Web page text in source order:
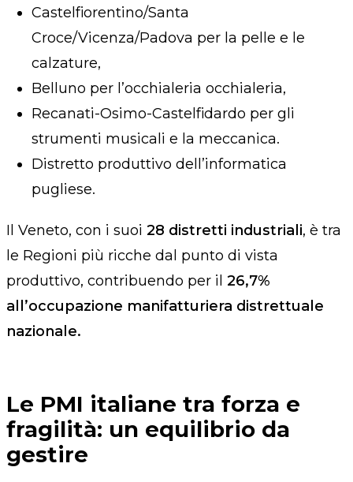
Castelfiorentino/Santa
Croce/Vicenza/Padova per la pelle e le
calzature,
Belluno per l’occhialeria occhialeria,
Recanati-Osimo-Castelfidardo per gli
strumenti musicali e la meccanica.
Distretto produttivo dell’informatica
pugliese.
Il Veneto, con i suoi 28 distretti industriali, è tra
le Regioni più ricche dal punto di vista
produttivo, contribuendo per il 26,7%
all’occupazione manifatturiera distrettuale
nazionale.
Le PMI italiane tra forza e
fragilità: un equilibrio da
gestire